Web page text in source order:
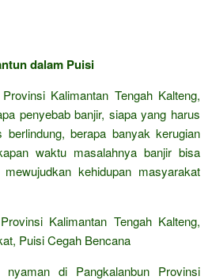
dalam Puisi
Kalimantan Tengah Kalteng,
penyebab banjir, siapa yang harus
berlindung, berapa banyak kerugian
waktu masalahnya banjir bisa
kehidupan masyarakat
Kalimantan Tengah Kalteng,
Puisi Cegah Bencana
di Pangkalanbun Provinsi